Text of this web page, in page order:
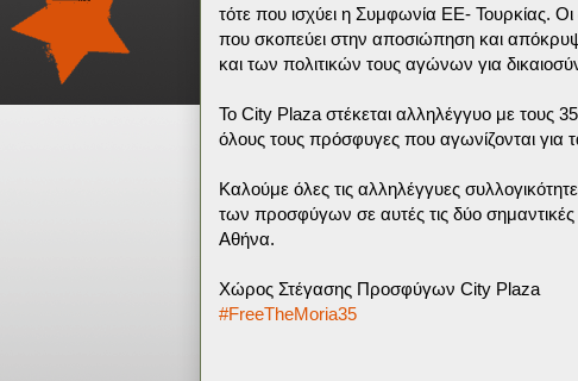
τότε που ισχύει η Συμφωνία ΕΕ- Τουρκίας.
που σκοπεύει στην αποσιώπηση και
και των πολιτικών τους αγώνων για
Το City Plaza στέκεται αλληλέγγυο με τους
όλους τους πρόσφυγες που αγωνίζονται για
Καλούμε όλες τις αλληλέγγυες
των προσφύγων σε αυτές τις δύο σημαντικές
Αθήνα.
Χώρος Στέγασης Προσφύγων City Plaza
#FreeTheMoria35